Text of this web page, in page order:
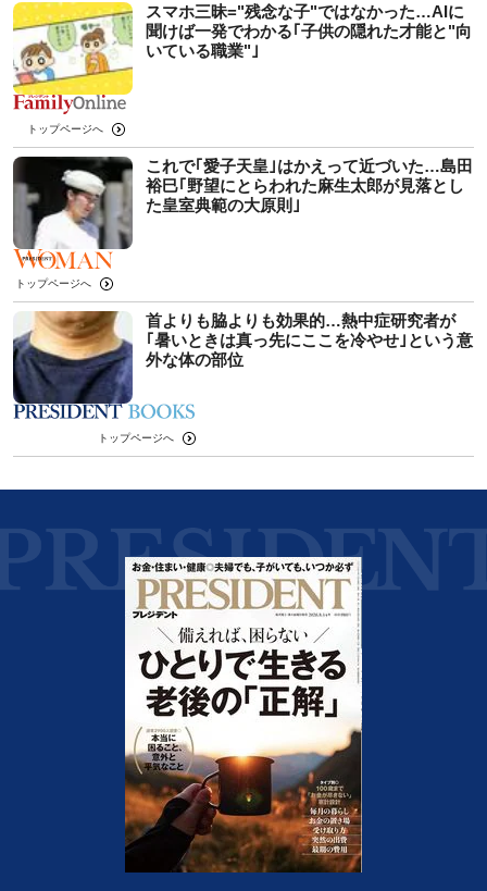
スマホ三昧="残念な子"ではなかった…AIに
聞けば一発でわかる｢子供の隠れた才能と"向
いている職業"｣
トップページへ
これで｢愛子天皇｣はかえって近づいた…島田
裕巳｢野望にとらわれた麻生太郎が見落とし
た皇室典範の大原則｣
トップページへ
首よりも脇よりも効果的…熱中症研究者が
｢暑いときは真っ先にここを冷やせ｣という意
外な体の部位
トップページへ